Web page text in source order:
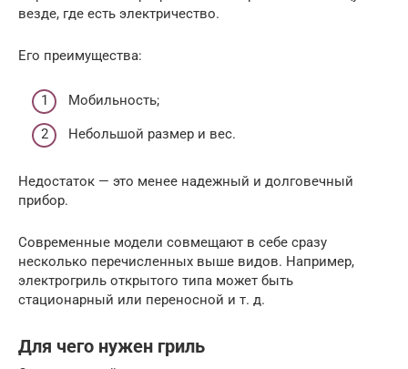
везде, где есть электричество.
Его преимущества:
Мобильность;
Небольшой размер и вес.
Недостаток — это менее надежный и долговечный
прибор.
Современные модели совмещают в себе сразу
несколько перечисленных выше видов. Например,
электрогриль открытого типа может быть
стационарный или переносной и т. д.
Для чего нужен гриль